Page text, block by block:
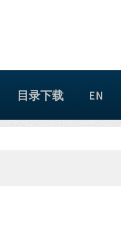
目录下载 EN